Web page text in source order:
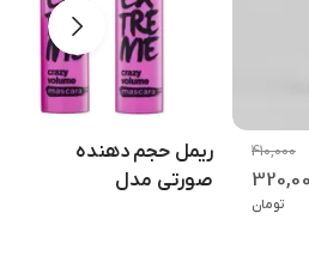
یا پخش شدن نمی‌شود و ظاهر410,000
تومان
ریمل حجم دهنده
صورتی مدل